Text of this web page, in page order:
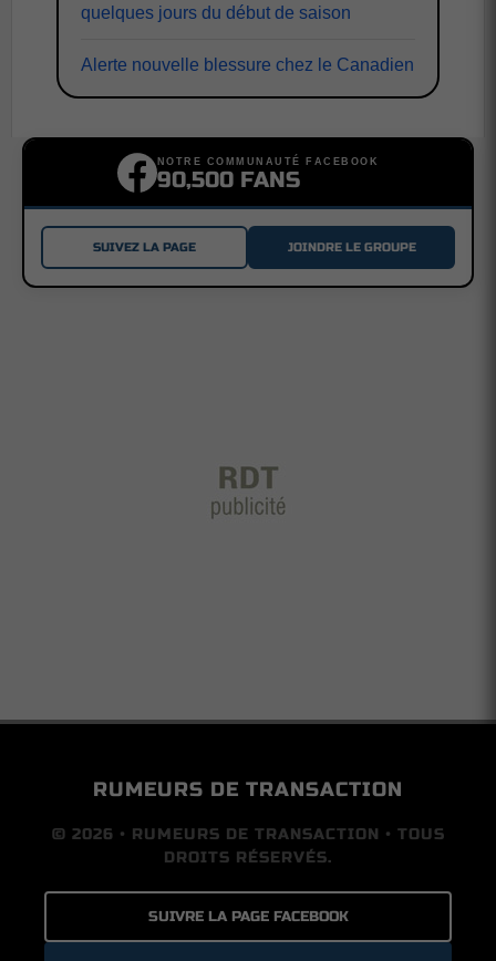
quelques jours du début de saison
Alerte nouvelle blessure chez le Canadien
NOTRE COMMUNAUTÉ FACEBOOK
90,500 FANS
SUIVEZ LA PAGE JOINDRE LE GROUPE
RUMEURS DE TRANSACTION
© 2026 • RUMEURS DE TRANSACTION • TOUS
DROITS RÉSERVÉS.
SUIVRE LA PAGE FACEBOOK